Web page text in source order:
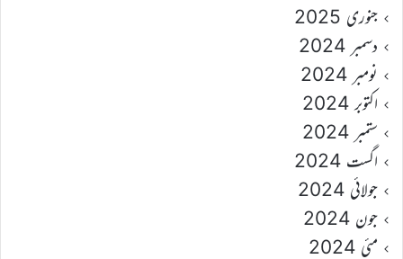
جنوری 2025
دسمبر 2024
نومبر 2024
اکتوبر 2024
ستمبر 2024
اگست 2024
جولائی 2024
جون 2024
مئی 2024